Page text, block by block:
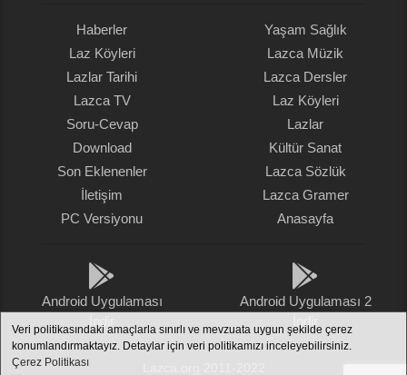
Veri politikasındaki amaçlarla sınırlı ve mevzuata uygun şekilde çerez
konumlandırmaktayız. Detaylar için veri politikamızı inceleyebilirsiniz.
Çerez Politikası
Haberler
Laz Köyleri
Lazlar Tarihi
Lazca TV
Soru-Cevap
Download
Son Eklenenler
İletişim
PC Versiyonu
Yaşam Sağlık
Lazca Müzik
Lazca Dersler
Laz Köyleri
Lazlar
Kültür Sanat
Lazca Sözlük
Lazca Gramer
Anasayfa
Android Uygulaması
Android Uygulaması 2